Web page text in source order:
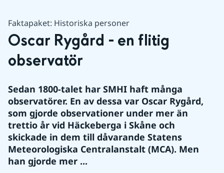
Faktapaket: Historiska personer
Oscar Rygård - en flitig
observatör
Sedan 1800-talet har SMHI haft många
observatörer. En av dessa var Oscar Rygård,
som gjorde observationer under mer än
trettio år vid Häckeberga i Skåne och
skickade in dem till dåvarande Statens
Meteorologiska Centralanstalt (MCA). Men
han gjorde mer ...